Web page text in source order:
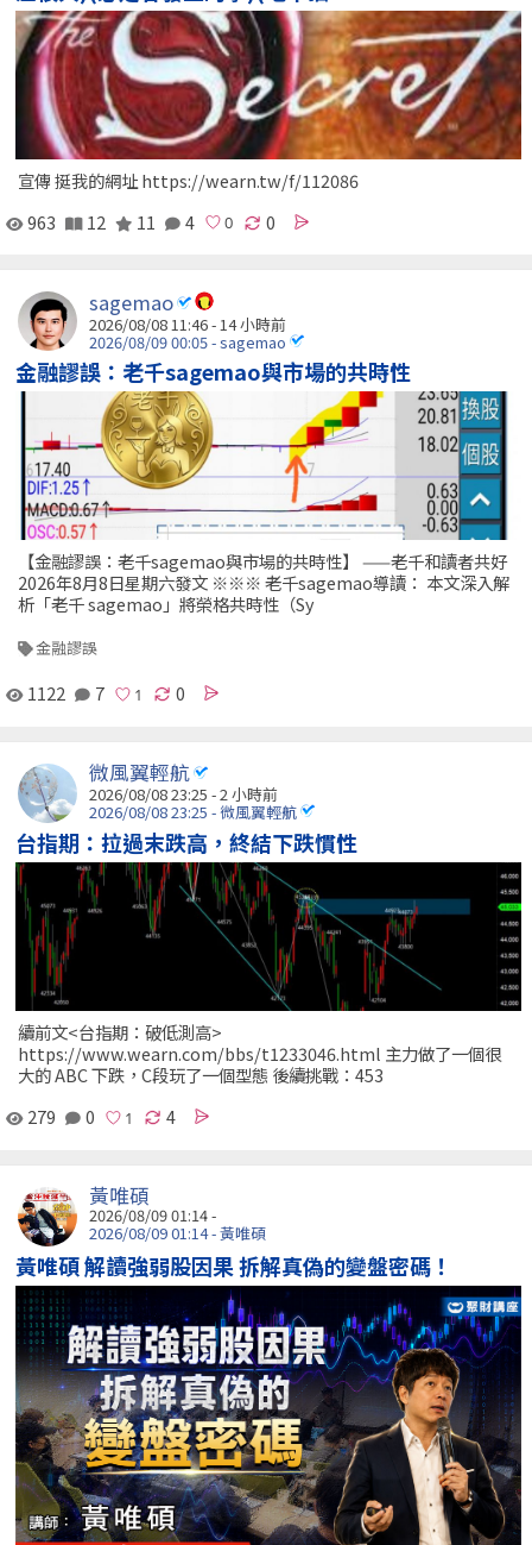
宣傳 挺我的網址 https://wearn.tw/f/112086
963
12 11 4 0
sagemao
2026/08/08 11:46 -14 小時前
2026/08/09 00:05 - sagemao
金融謬誤：老千sagemao與市場的共時性
【金融謬誤：老千sagemao與市場的共時性】 ——老千和讀者共好
2026年8月8日星期六發文 ※※※ 老千sagemao導讀： 本文深入解
析「老千 sagemao」將榮格共時性（Sy
金融謬誤
1122 7 0
微風翼輕航
2026/08/08 23:25 -2 小時前
2026/08/08 23:25 - 微風翼輕航
台指期：拉過末跌高，終結下跌慣性
續前文<台指期：破低測高>
https://www.wearn.com/bbs/t1233046.html 主力做了一個很
大的 ABC 下跌，C段玩了一個型態 後續挑戰：453
279
0 4
黃唯碩
2026/08/09 01:14 -
2026/08/09 01:14 - 黃唯碩
黃唯碩 解讀強弱股因果 拆解真偽的變盤密碼！